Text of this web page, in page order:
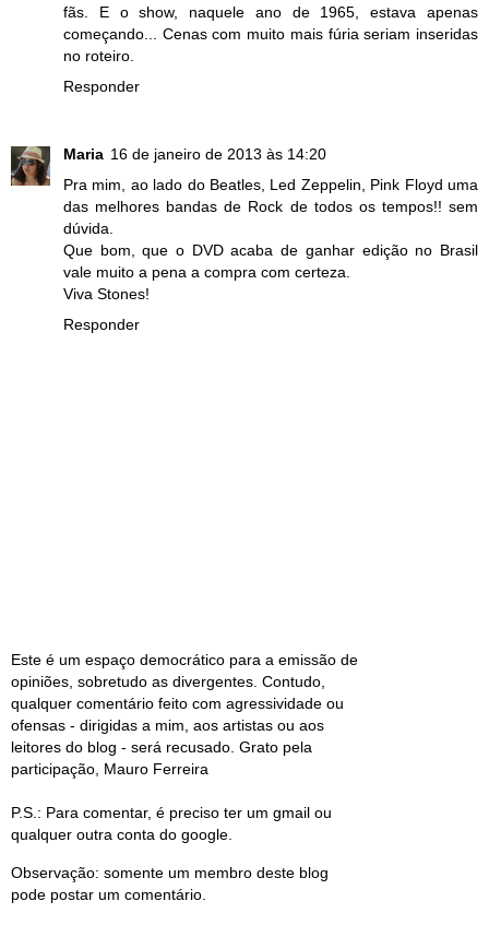
fãs. E o show, naquele ano de 1965, estava apenas
começando... Cenas com muito mais fúria seriam inseridas
no roteiro.
Responder
Maria 16 de janeiro de 2013 às 14:20
Pra mim, ao lado do Beatles, Led Zeppelin, Pink Floyd uma
das melhores bandas de Rock de todos os tempos!! sem
dúvida.
Que bom, que o DVD acaba de ganhar edição no Brasil
vale muito a pena a compra com certeza.
Viva Stones!
Responder
Este é um espaço democrático para a emissão de
opiniões, sobretudo as divergentes. Contudo,
qualquer comentário feito com agressividade ou
ofensas - dirigidas a mim, aos artistas ou aos
leitores do blog - será recusado. Grato pela
participação, Mauro Ferreira
P.S.: Para comentar, é preciso ter um gmail ou
qualquer outra conta do google.
Observação: somente um membro deste blog
pode postar um comentário.